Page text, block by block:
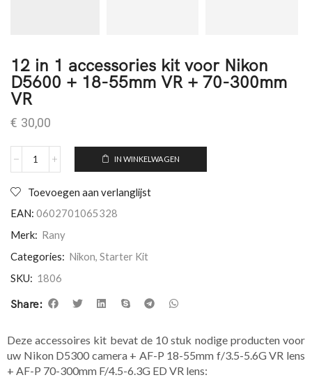
12 in 1 accessories kit voor Nikon
D5600 + 18-55mm VR + 70-300mm
VR
€ 30,00
IN WINKELWAGEN
Toevoegen aan verlanglijst
EAN: 0602701065328
Merk: Rany
Categories: Nikon, Starter Kit
SKU: 1806
Share:
Deze accessoires kit bevat de 10 stuk nodige producten voor
uw Nikon D5300 camera + AF-P 18-55mm f/3.5-5.6G VR lens
+ AF-P 70-300mm F/4.5-6.3G ED VR lens: